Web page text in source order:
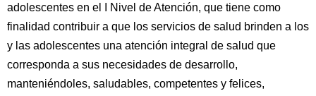
adolescentes en el I Nivel de Atención, que tiene como
finalidad contribuir a que los servicios de salud brinden a los
y las adolescentes una atención integral de salud que
corresponda a sus necesidades de desarrollo,
manteniéndoles, saludables, competentes y felices,